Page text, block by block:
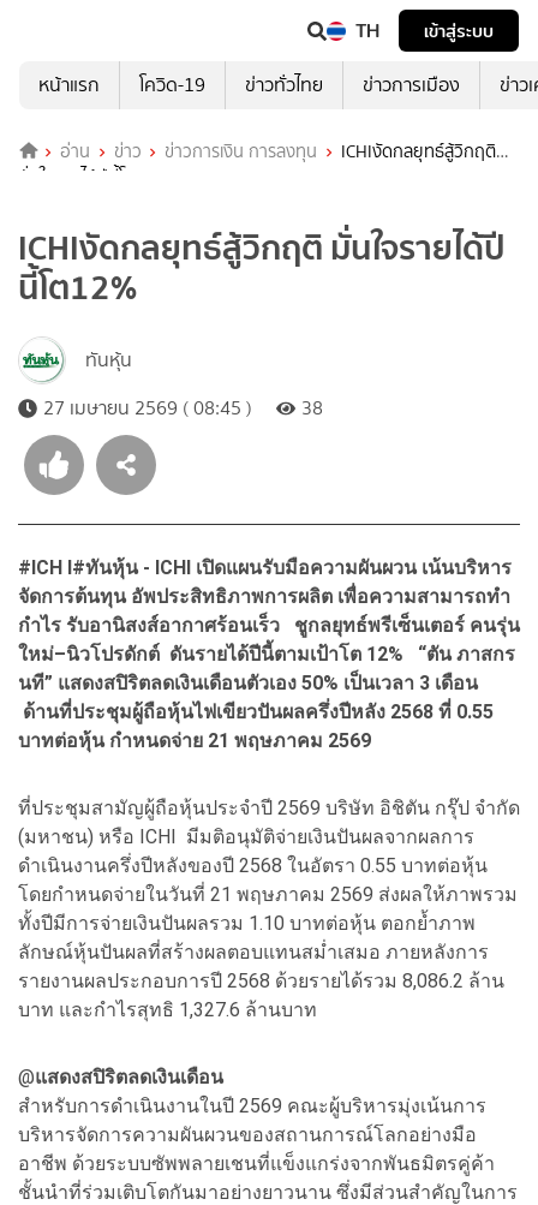
TH
เข้าสู่ระบบ
หน้าแรก
โควิด-19 ข่าวทั่วไทย ข่าวการเมือง ข่าว
อ่าน ข่าว ข่าวการเงิน การลงทุน
ICHIงัดกลยุทธ์สู้วิกฤติ
มั่นใจรายได้ปีนี้โต12%
ICHIงัดกลยุทธ์สู้วิกฤติ มั่นใจรายได้ปี
นี้โต12%
ทันหุ้น
27 เมษายน 2569 ( 08:45 )
38
#ICH I#ทันหุ้น - ICHI เปิดแผนรับมือความผันผวน เน้นบริหาร
จัดการต้นทุน อัพประสิทธิภาพการผลิต เพื่อความสามารถทำ
กำไร รับอานิสงส์อากาศร้อนเร็ว ชูกลยุทธ์พรีเซ็นเตอร์ คนรุ่น
ใหม่–นิวโปรดักต์ ดันรายได้ปีนี้ตามเป้าโต 12% “ตัน ภาสกร
นที” แสดงสปิริตลดเงินเดือนตัวเอง 50% เป็นเวลา 3 เดือน
ด้านที่ประชุมผู้ถือหุ้นไฟเขียวปันผลครึ่งปีหลัง 2568 ที่ 0.55
บาทต่อหุ้น กำหนดจ่าย 21 พฤษภาคม 2569
ที่ประชุมสามัญผู้ถือหุ้นประจำปี 2569 บริษัท อิชิตัน กรุ๊ป จำกัด
(มหาชน) หรือ ICHI มีมติอนุมัติจ่ายเงินปันผลจากผลการ
ดำเนินงานครึ่งปีหลังของปี 2568 ในอัตรา 0.55 บาทต่อหุ้น
โดยกำหนดจ่ายในวันที่ 21 พฤษภาคม 2569 ส่งผลให้ภาพรวม
ทั้งปีมีการจ่ายเงินปันผลรวม 1.10 บาทต่อหุ้น ตอกย้ำภาพ
ลักษณ์หุ้นปันผลที่สร้างผลตอบแทนสม่ำเสมอ ภายหลังการ
รายงานผลประกอบการปี 2568 ด้วยรายได้รวม 8,086.2 ล้าน
บาท และกำไรสุทธิ 1,327.6 ล้านบาท
@แสดงสปิริตลดเงินเดือน
สำหรับการดำเนินงานในปี 2569 คณะผู้บริหารมุ่งเน้นการ
บริหารจัดการความผันผวนของสถานการณ์โลกอย่างมือ
อาชีพ ด้วยระบบซัพพลายเชนที่แข็งแกร่งจากพันธมิตรคู่ค้า
ชั้นนำที่ร่วมเติบโตกันมาอย่างยาวนาน ซึ่งมีส่วนสำคัญในการ